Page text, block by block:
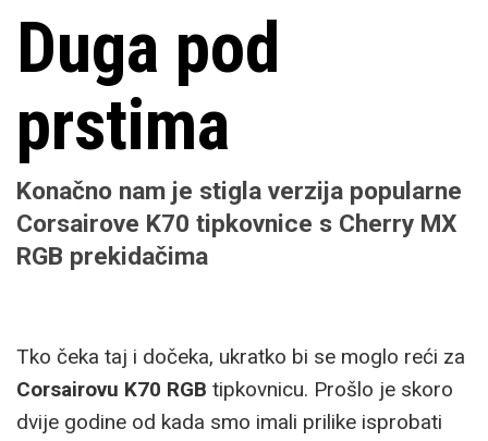
Duga pod
prstima
Konačno nam je stigla verzija popularne
Corsairove K70 tipkovnice s Cherry MX
RGB prekidačima
Tko čeka taj i dočeka, ukratko bi se moglo reći za
Corsairovu K70 RGB tipkovnicu. Prošlo je skoro
dvije godine od kada smo imali prilike isprobati